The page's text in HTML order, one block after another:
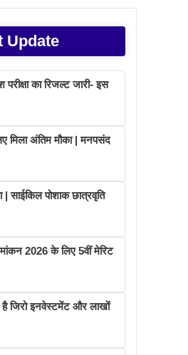
Update
का रिजल्ट जारी- इस
मिला अंतिम मौका | मनपसंद
साईकिल पोशाक छात्रवृति
2026 के लिए 5वीं मेरिट
जिरो इनवेस्टमेंट और लाखों